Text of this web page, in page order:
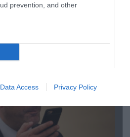
prevention, and other
Data Access Privacy Policy